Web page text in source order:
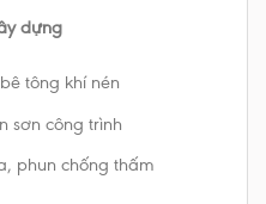
dựng
tông khí nén
sơn công trình
phun chống thấm